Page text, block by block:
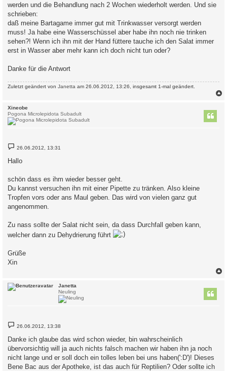
werden und die Behandlung nach 2 Wochen wiederholt werden. Und sie
schrieben:
daß meine Bartagame immer gut mit Trinkwasser versorgt werden
muss! Ja habe eine Wasserschüssel aber habe ihn noch nie trinken
sehen?! Wenn ich ihn mit der Hand füttere tauche ich den Salat immer
erst in Wasser aber mehr kann ich doch nicht tun oder?
Danke für die Antwort
Zuletzt geändert von Janetta am 26.06.2012, 13:26, insgesamt 1-mal geändert.
Xineobe
Pogona Microlepidota Subadult
B
e
i
t
a
g
26.06.2012, 13:31
Hallo
schön dass es ihm wieder besser geht.
Du kannst versuchen ihn mit einer Pipette zu tränken. Also kleine
Tropfen vors oder ans Maul geben. Das wird von vielen ganz gut
angenommen.
Zu nass sollte der Salat nicht sein, da dass Durchfall geben kann,
welcher dann zu Dehydrierung führt
Grüße
Xin
Janetta
Neuling
B
e
t
r
a
g
26.06.2012, 13:38
Danke ich glaube das wird schon wieder, bin wahrscheinlich
übervorsichtig will ja auch nichts falsch machen wir haben ihn ja noch
nicht lange und er soll doch ein tolles leben bei uns haben(':D')! Dieses
Bene Bac aus der Apotheke, ist das auch für Reptilien? Oder sollte ich